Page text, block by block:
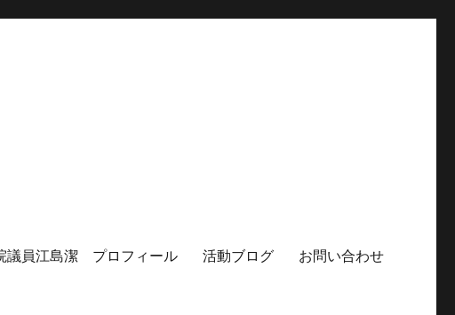
議員江島潔 プロフィール 活動ブログ お問い合わせ